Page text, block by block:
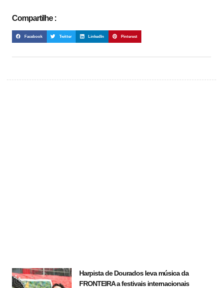
Compartilhe :
Facebook Twitter LinkedIn Pinterest
Harpista de Dourados leva música da
FRONTEIRA a festivais internacionais